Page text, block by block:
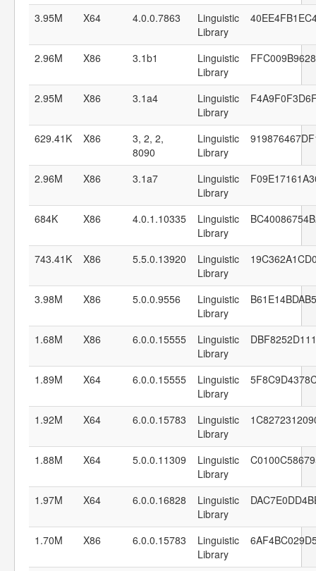
3.95M X64 4.0.0.7863
Linguistic
Library
2.96M X86 3.1b1
Linguistic
Library
2.95M X86 3.1a4
Linguistic
Library
629.41K X86
3, 2, 2,
8090
Linguistic
Library
2.96M X86 3.1a7
Linguistic
Library
684K X86 4.0.1.10335
Linguistic
Library
743.41K X86 5.5.0.13920
Linguistic
Library
3.98M X86 5.0.0.9556
Linguistic
Library
1.68M X86 6.0.0.15555
Linguistic
Library
1.89M X64 6.0.0.15555
Linguistic
Library
1.92M X64 6.0.0.15783
Linguistic
Library
1.88M X64 5.0.0.11309
Linguistic
Library
1.97M X64 6.0.0.16828
Linguistic
Library
1.70M X86 6.0.0.15783
Linguistic
Library